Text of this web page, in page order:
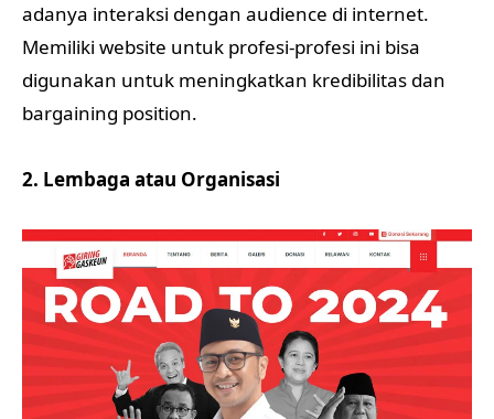
adanya interaksi dengan audience di internet.
Memiliki website untuk profesi-profesi ini bisa
digunakan untuk meningkatkan kredibilitas dan
bargaining position.
2. Lembaga atau Organisasi